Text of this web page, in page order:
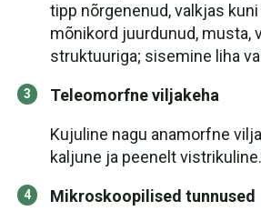
tipp nõrgenenud, valkjas
mõnikord juurdunud, musta,
struktuuriga; sisemine liha
Teleomorfne viljakeha
Kujuline nagu anamorfne
kaljune ja peenelt vistrikuline.
Mikroskoopilised tunnused